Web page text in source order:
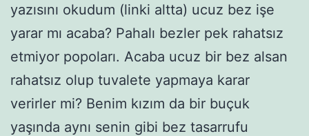
yazısını okudum (linki altta) ucuz bez işe
yarar mı acaba? Pahalı bezler pek rahatsız
etmiyor popoları. Acaba ucuz bir bez alsan
rahatsız olup tuvalete yapmaya karar
verirler mi? Benim kızım da bir buçuk
yaşında aynı senin gibi bez tasarrufu